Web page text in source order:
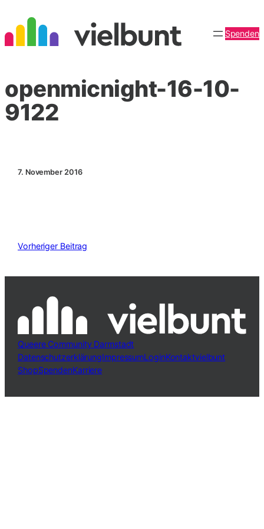
Inhalt
springen
Spenden
openmicnight-16-10-
9122
7. November 2016
Vorheriger Beitrag
Queere Community Darmstadt
DatenschutzerklärungImpressumLoginKontaktvielbunt
ShopSpendenKarriere